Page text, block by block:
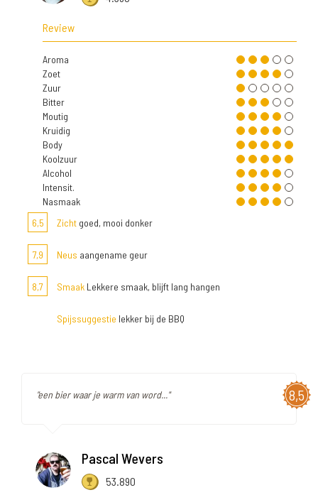
Review
Aroma
Zoet
Zuur
Bitter
Moutig
Kruidig
Body
Koolzuur
Alcohol
Intensit.
Nasmaak
6,5
Zicht goed, mooi donker
7,9 Neus aangename geur
8,7 Smaak Lekkere smaak, blijft lang hangen
Spijssuggestie lekker bij de BBQ
8,5
"een bier waar je warm van word..."
Pascal Wevers
53.890